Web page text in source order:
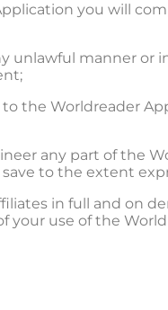
you will
unlawful manner
the Worldreader
any part of the
to the extent
in full and on
your use of the